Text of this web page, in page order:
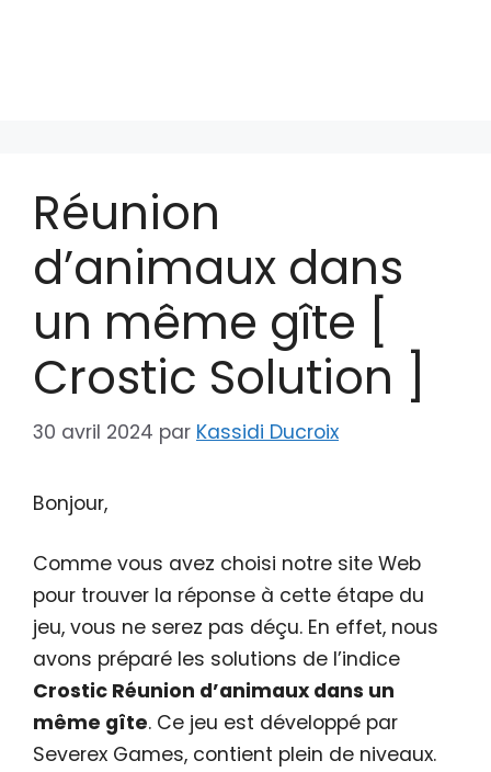
Réunion
d’animaux dans
un même gîte [
Crostic Solution ]
30 avril 2024 par Kassidi Ducroix
Bonjour,
Comme vous avez choisi notre site Web
pour trouver la réponse à cette étape du
jeu, vous ne serez pas déçu. En effet, nous
avons préparé les solutions de l’indice
Crostic Réunion d’animaux dans un
même gîte. Ce jeu est développé par
Severex Games, contient plein de niveaux.